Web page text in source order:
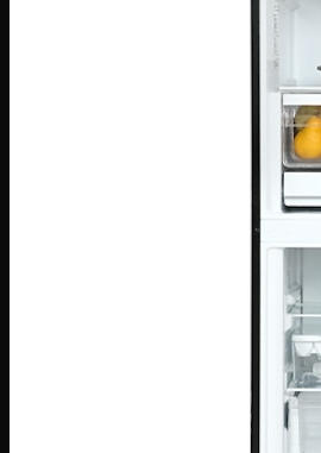
Máy xay sinh tố
Máy ép hoa quả
Máy làm sữa đậu
Máy làm sữa chua